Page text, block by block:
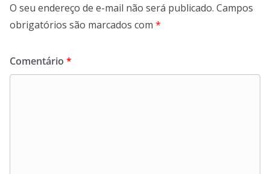
O seu endereço de e-mail não será publicado. Campos
obrigatórios são marcados com *
Comentário *